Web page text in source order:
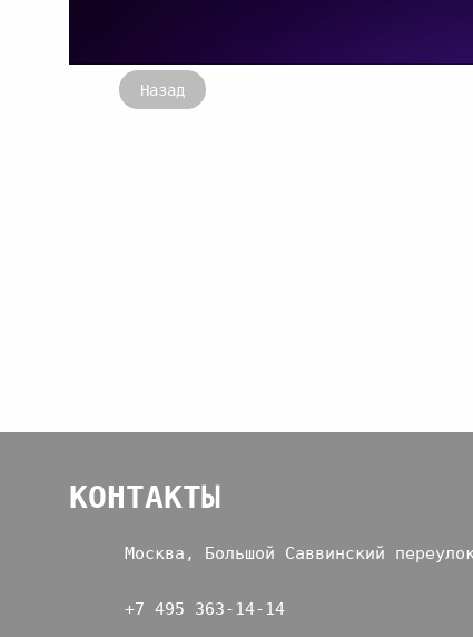
Назад
КОНТАКТЫ
Москва, Большой Саввинский
+7 495 363-14-14